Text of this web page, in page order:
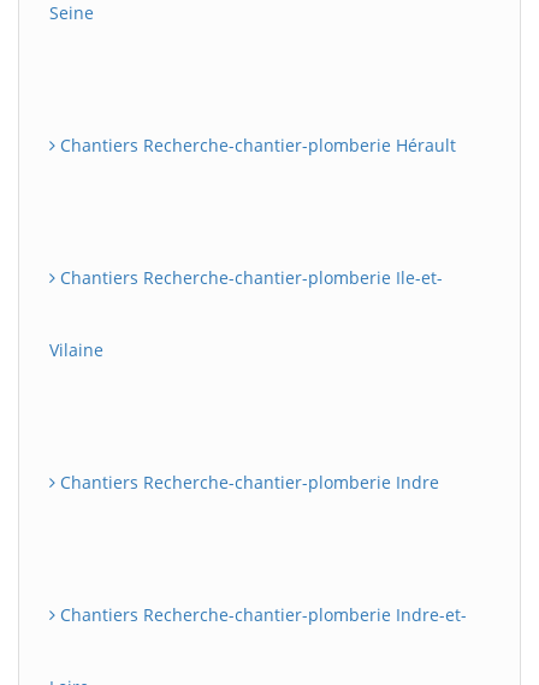
Seine
Chantiers Recherche-chantier-plomberie Hérault
Chantiers Recherche-chantier-plomberie Ile-et-
Vilaine
Chantiers Recherche-chantier-plomberie Indre
Chantiers Recherche-chantier-plomberie Indre-et-